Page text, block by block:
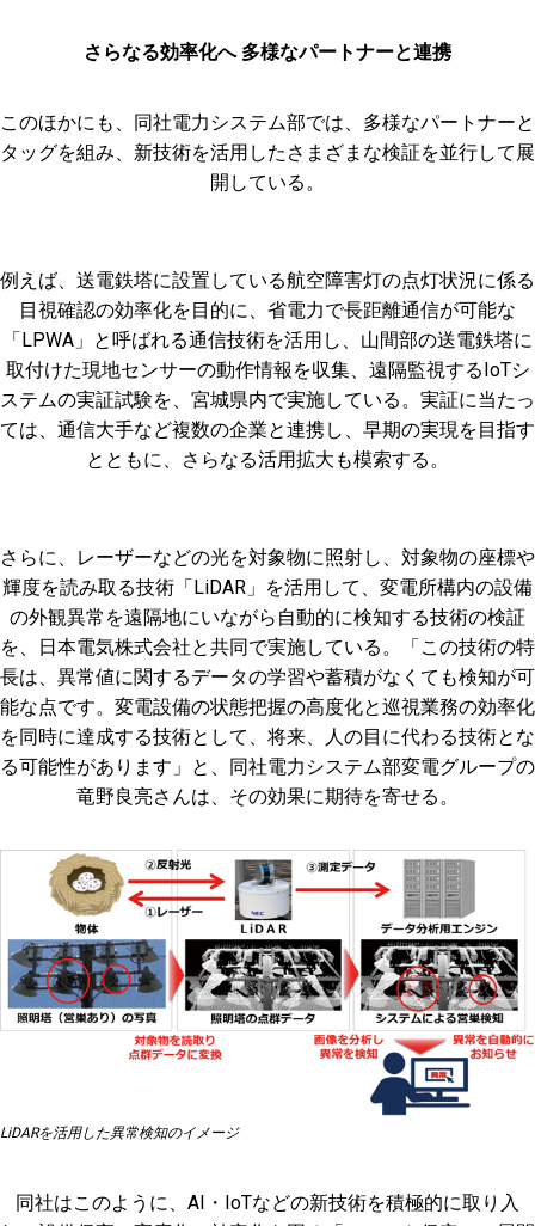
さらなる効率化へ 多様なパートナーと連携
このほかにも、同社電力システム部では、多様なパートナーと
タッグを組み、新技術を活用したさまざまな検証を並行して展
開している。
例えば、送電鉄塔に設置している航空障害灯の点灯状況に係る
目視確認の効率化を目的に、省電力で長距離通信が可能な
「LPWA」と呼ばれる通信技術を活用し、山間部の送電鉄塔に
取付けた現地センサーの動作情報を収集、遠隔監視するIoTシ
ステムの実証試験を、宮城県内で実施している。実証に当たっ
ては、通信大手など複数の企業と連携し、早期の実現を目指す
とともに、さらなる活用拡大も模索する。
さらに、レーザーなどの光を対象物に照射し、対象物の座標や
輝度を読み取る技術「LiDAR」を活用して、変電所構内の設備
の外観異常を遠隔地にいながら自動的に検知する技術の検証
を、日本電気株式会社と共同で実施している。「この技術の特
長は、異常値に関するデータの学習や蓄積がなくても検知が可
能な点です。変電設備の状態把握の高度化と巡視業務の効率化
を同時に達成する技術として、将来、人の目に代わる技術とな
る可能性があります」と、同社電力システム部変電グループの
竜野良亮さんは、その効果に期待を寄せる。
LiDARを活用した異常検知のイメージ
同社はこのように、AI・IoTなどの新技術を積極的に取り入